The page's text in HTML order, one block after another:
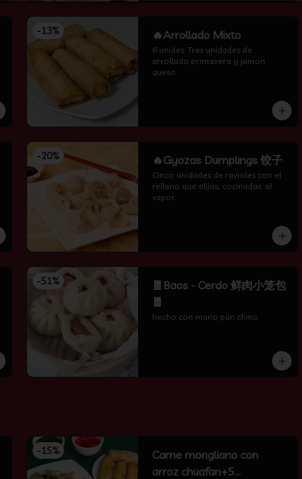
-13% 🔥Arrollado Mixto
6 unides. Tres unidades de
arrollado primavera y jamon
queso.
-20% 🔥Gyozas Dumplings 饺子
Cinco unidades de ravioles con el
relleno que elijas, cocinadas  al
vapor.
-51%
🧧Baos - Cerdo 鲜肉小笼包
hecho con mano pan chino
-15%
Carne mongliano con
arroz chuafan+5